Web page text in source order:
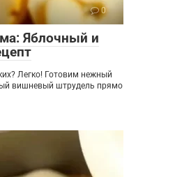
0
Яблочный и
Легко! Готовим нежный
вишневый штрудель прямо